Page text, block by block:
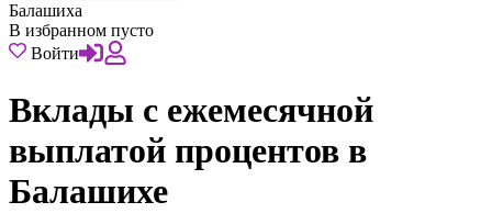
Балашиха
В избранном пусто
Войти
Вклады с ежемесячной
выплатой процентов в
Балашихе